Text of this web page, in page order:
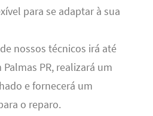
para se adaptar à sua
nossos técnicos irá até
PR, realizará um
e fornecerá um
o reparo.